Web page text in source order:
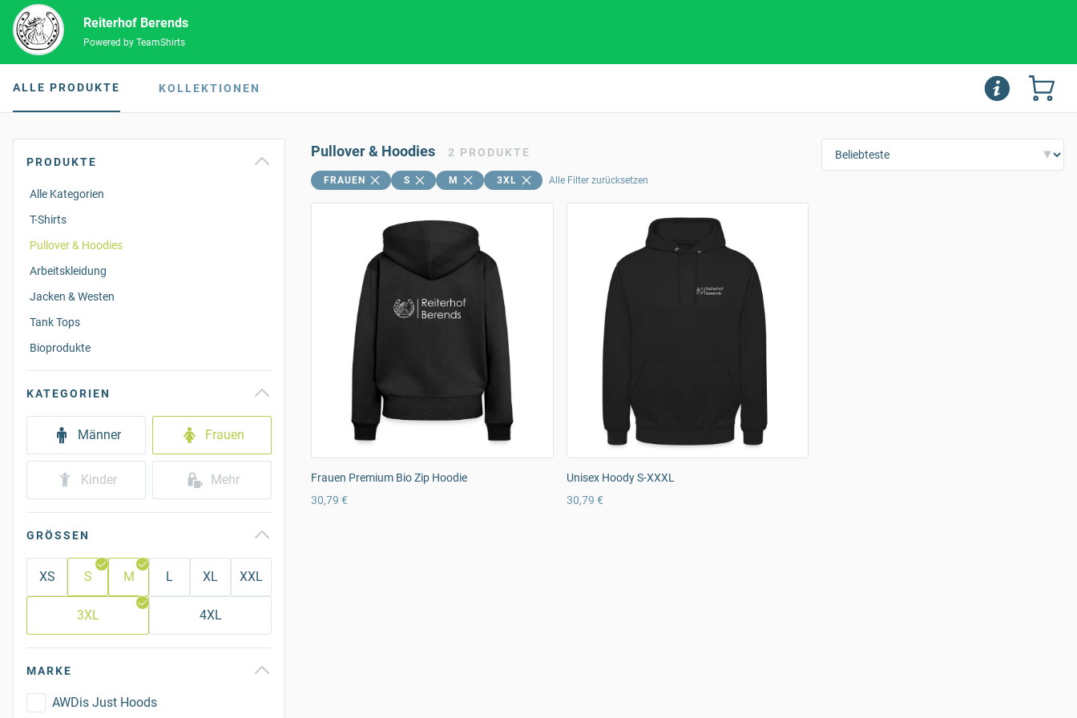
Reiterhof Berends
Powered by TeamShirts
ALLE PRODUKTE KOLLEKTIONEN
PRODUKTE
Alle Kategorien
T-Shirts
Pullover & Hoodies
Arbeitskleidung
Jacken & Westen
Tank Tops
Bioprodukte
KATEGORIEN
Männer Frauen
Kinder Mehr
GRÖSSEN
XS S M L XL XXL
3XL 4XL
MARKE
AWDis Just Hoods
Pullover & Hoodies 2 PRODUKTE
FRAUEN S M 3XL Alle Filter zurücksetzen
Frauen Premium Bio Zip Hoodie
30,79 €
Unisex Hoody S-XXXL
30,79 €